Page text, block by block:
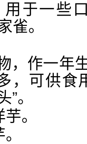
于一些
雀。
，作一年
，可供食
”。
。